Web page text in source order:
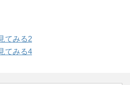
てみる2
てみる4